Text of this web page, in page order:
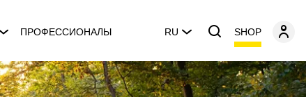
ПРОФЕССИОНАЛЫ RU SHOP